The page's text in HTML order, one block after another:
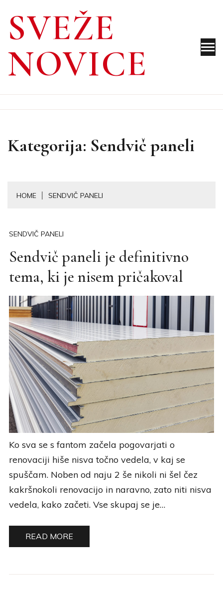
content
SVEŽE
NOVICE
Kategorija: Sendvič paneli
HOME SENDVIČ PANELI
SENDVIČ PANELI
Sendvič paneli je definitivno
tema, ki je nisem pričakoval
Ko sva se s fantom začela pogovarjati o
renovaciji hiše nisva točno vedela, v kaj se
spuščam. Noben od naju 2 še nikoli ni šel čez
kakršnokoli renovacijo in naravno, zato niti nisva
vedela, kako začeti. Vse skupaj se je…
READ MORE